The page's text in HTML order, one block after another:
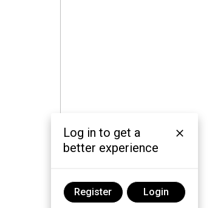
Log in to get a
better experience
Register Login